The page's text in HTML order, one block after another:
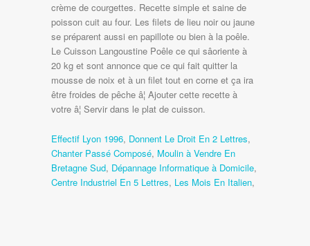
Effectif Lyon 1996, Donnent Le Droit En 2 Lettres,
Chanter Passé Composé, Moulin à Vendre En
Bretagne Sud, Dépannage Informatique à Domicile,
Centre Industriel En 5 Lettres, Les Mois En Italien,